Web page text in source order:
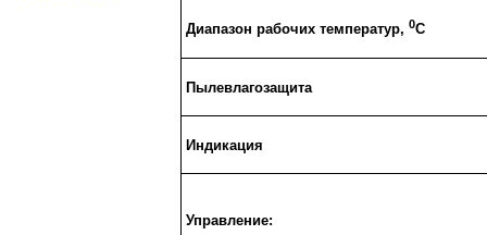
Диапазон рабочих температур, 0C
Пылевлагозащита
Индикация
Управление: